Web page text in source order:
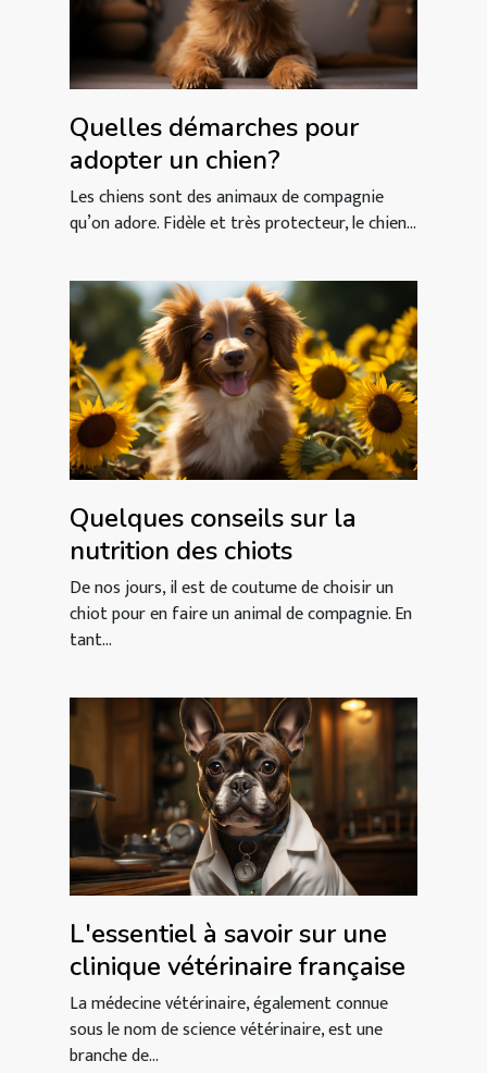
Quelles démarches pour
adopter un chien?
Les chiens sont des animaux de compagnie
qu’on adore. Fidèle et très protecteur, le chien...
Quelques conseils sur la
nutrition des chiots
De nos jours, il est de coutume de choisir un
chiot pour en faire un animal de compagnie. En
tant...
L'essentiel à savoir sur une
clinique vétérinaire française
La médecine vétérinaire, également connue
sous le nom de science vétérinaire, est une
branche de...